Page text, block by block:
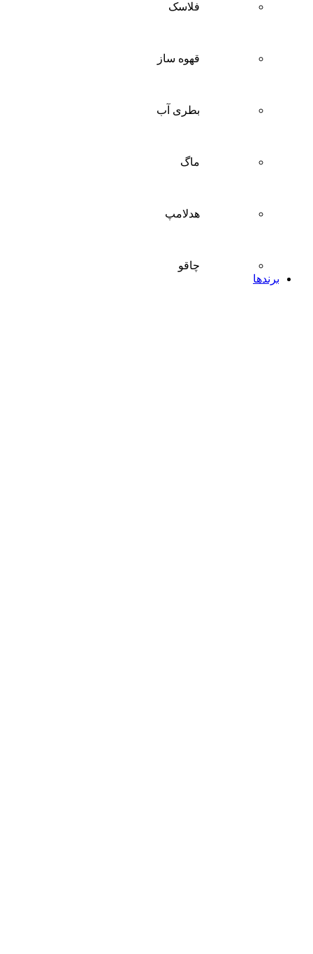
فلاسک
قهوه ساز
بطری آب
ماگ
هدلامپ
چاقو
برندها